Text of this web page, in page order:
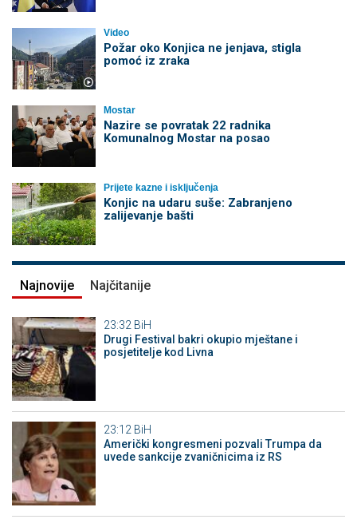
Video
Požar oko Konjica ne jenjava, stigla
pomoć iz zraka
Mostar
Nazire se povratak 22 radnika
Komunalnog Mostar na posao
Prijete kazne i isključenja
Konjic na udaru suše: Zabranjeno
zalijevanje bašti
Najnovije Najčitanije
23:32 BiH
Drugi Festival bakri okupio mještane i
posjetitelje kod Livna
23:12 BiH
Američki kongresmeni pozvali Trumpa da
uvede sankcije zvaničnicima iz RS